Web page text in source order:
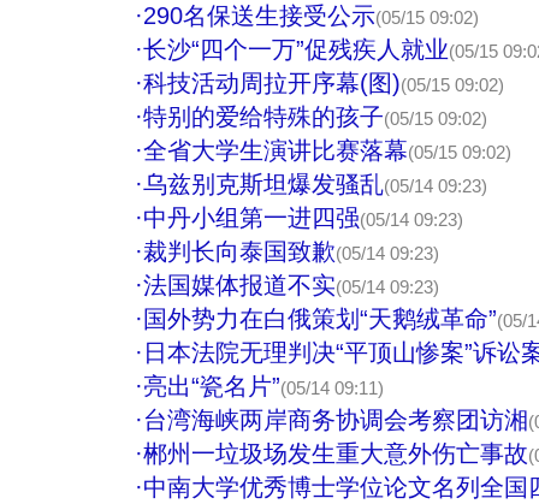
·290名保送生接受公示(05/15 09:02)
·长沙“四个一万”促残疾人就业(05/15
·科技活动周拉开序幕(图)(05/15 09:02)
·特别的爱给特殊的孩子(05/15 09:02)
·全省大学生演讲比赛落幕(05/15 09:02)
·乌兹别克斯坦爆发骚乱(05/14 09:23)
·中丹小组第一进四强(05/14 09:23)
·裁判长向泰国致歉(05/14 09:23)
·法国媒体报道不实(05/14 09:23)
·国外势力在白俄策划“天鹅绒革命”(05/
· 日本法院无理判决“平顶山惨案”诉讼
·亮出“瓷名片”(05/14 09:11)
·台湾海峡两岸商务协调会考察团访湘
·郴州一垃圾场发生重大意外伤亡事故
·中南大学优秀博士学位论文名列全国